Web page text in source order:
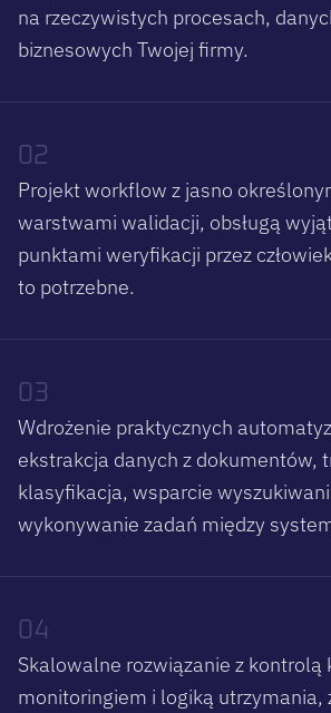
na rzeczywistych procesach,
biznesowych Twojej firmy.
02
Projekt workflow z jasno
warstwami walidacji, obsługą
punktami weryfikacji przez
to potrzebne.
03
Wdrożenie praktycznych
ekstrakcja danych z dokumentów,
klasyfikacja, wsparcie
wykonywanie zadań między
04
Skalowalne rozwiązanie z kontrolą
monitoringiem i logiką utrzymania,